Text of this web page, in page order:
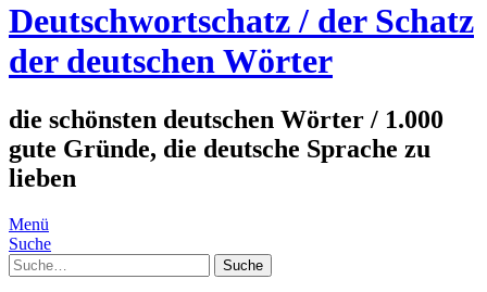
Deutschwortschatz / der Schatz
der deutschen Wörter
die schönsten deutschen Wörter / 1.000
gute Gründe, die deutsche Sprache zu
lieben
Menü
Suche
Suche